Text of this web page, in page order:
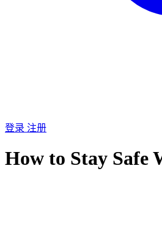
登录 注册
How to Stay Safe